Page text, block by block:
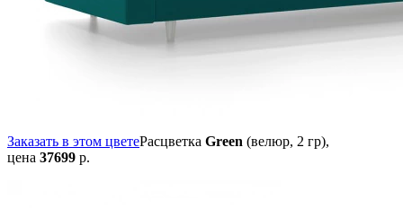
Заказать в этом цветеРасцветка Green (велюр, 2 гр),
цена 37699 р.